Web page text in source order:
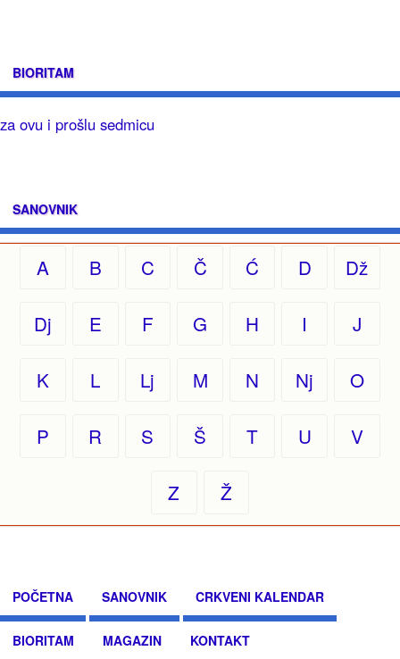
BIORITAM
za ovu i prošlu sedmicu
SANOVNIK
A B C Č Ć D Dž
Dj E F G H I J
K L Lj M N Nj O
P R S Š T U V
Z Ž
POČETNA SANOVNIK CRKVENI KALENDAR
BIORITAM MAGAZIN KONTAKT